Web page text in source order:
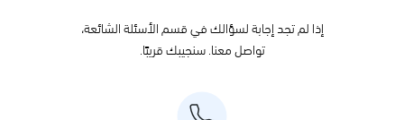
إذا لم تجد إجابة لسؤالك في قسم الأسئلة الشائعة،
تواصل معنا. سنجيبك قريبًا.